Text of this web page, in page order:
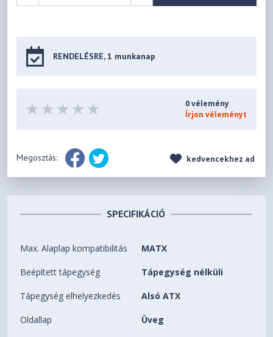
RENDELÉSRE, 1 munkanap
0 vélemény
Írjon véleményt
Megosztás: kedvencekhez ad
SPECIFIKÁCIÓ
Max. Alaplap kompatibilitás MATX
Beépített tápegység Tápegység nélküli
Tápegység elhelyezkedés Alsó ATX
Oldallap Üveg